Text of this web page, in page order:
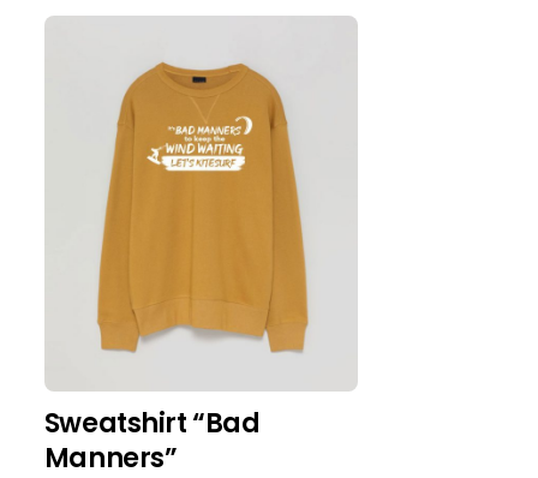
Sweatshirt “Bad
Manners”